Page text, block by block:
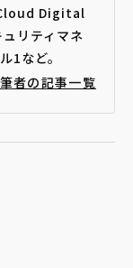
Digital
リティマネ
1など。
者の記事一覧